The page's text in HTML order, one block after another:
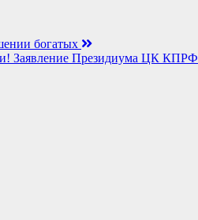
богатых
Заявление Президиума ЦК КПРФ